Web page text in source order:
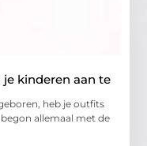
kinderen aan te
heb je outfits
allemaal met de